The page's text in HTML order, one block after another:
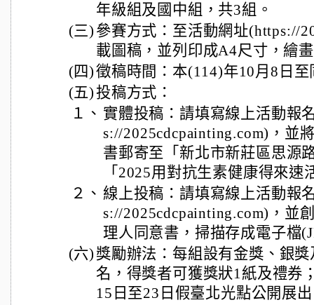
年級組及國中組，共3組。
(三) 參賽方式：至活動網址(https://
載圖稿，並列印成A4尺寸，繪
(四)徵稿時間：本(114)年10月8日
(五)投稿方式：
１、 實體投稿：請填寫線上活動報
s://2025cdcpainting.com)，並
書郵寄至「新北市新莊區思源
「2025用對抗生素健康得來速
２、 線上投稿：請填寫線上活動報
s://2025cdcpainting.com)，並
理人同意書，掃描存成電子檔
(六) 獎勵辦法：每組設有金獎、銀
名，得獎者可獲獎狀1紙及禮券
15日至23日假臺北光點公開展